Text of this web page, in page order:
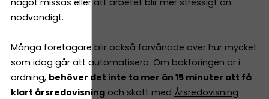
nödvändigt.
Många företagare blir också förvånade över hur mycket
som idag går att automatisera. Om bokföringen är i
ordning, behöver det inte ta mer än 15 minuter att få
klart årsredovisning och skatt med Årsredovisning